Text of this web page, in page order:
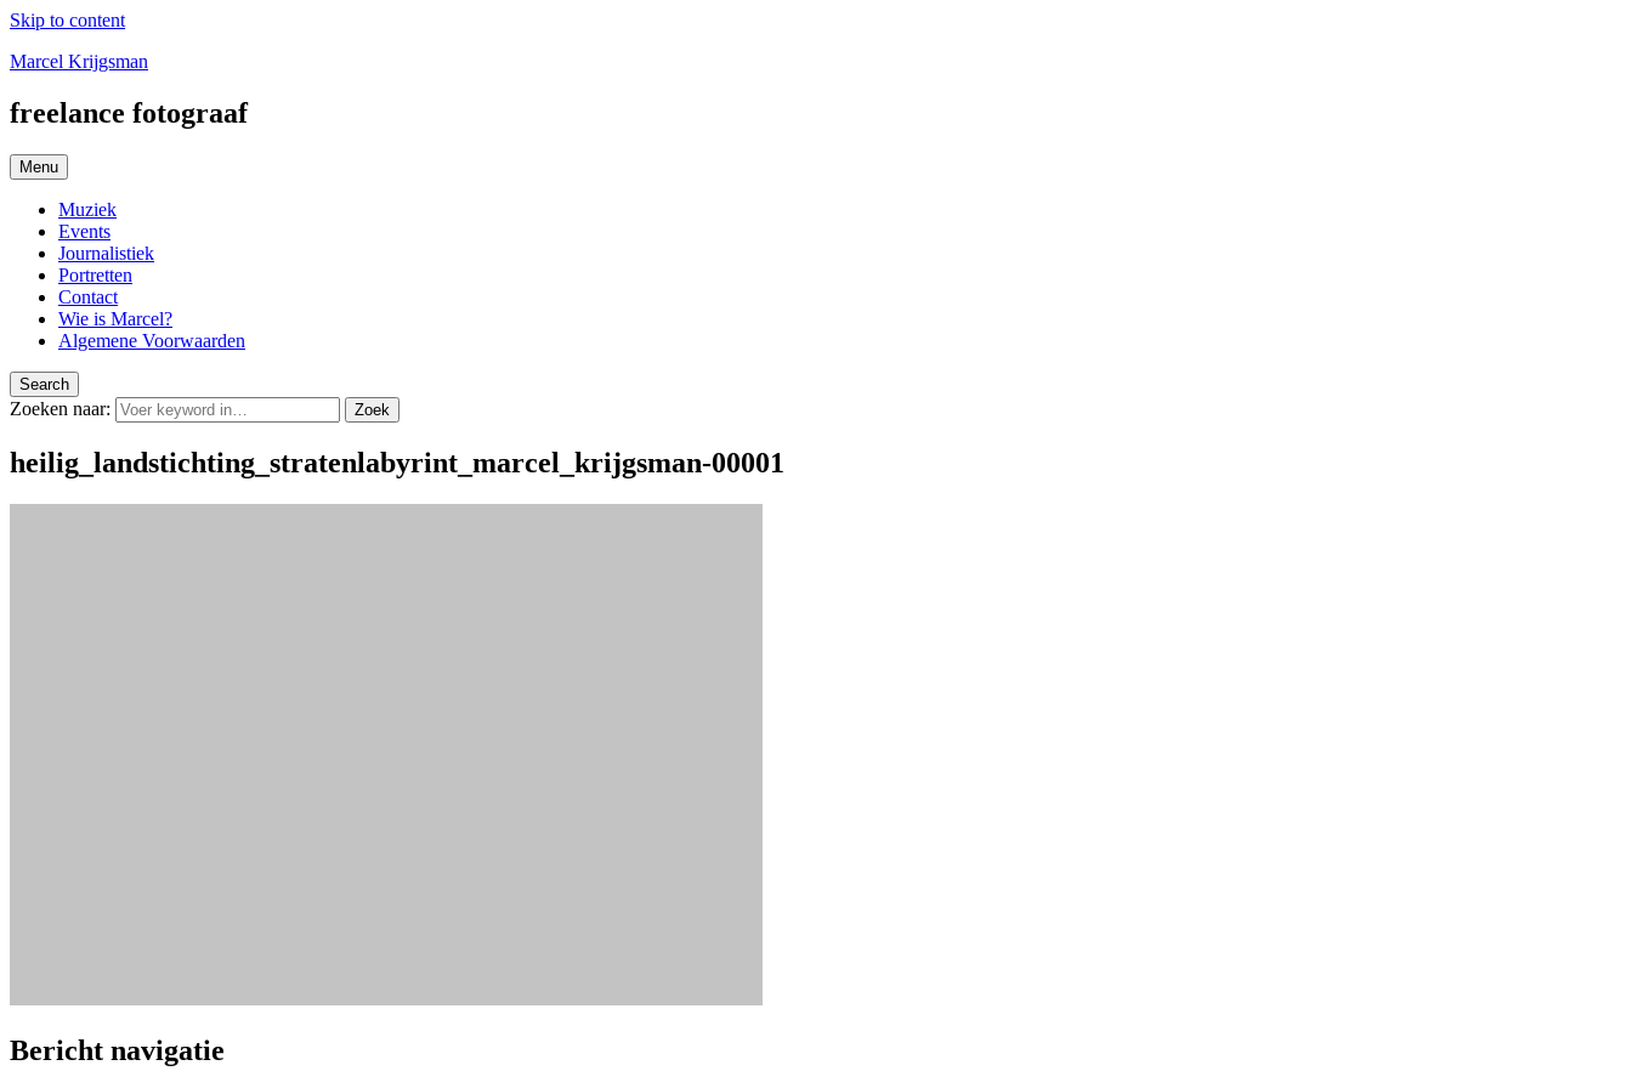
Skip to content
Marcel Krijgsman
freelance fotograaf
Menu
Muziek
Events
Journalistiek
Portretten
Contact
Wie is Marcel?
Algemene Voorwaarden
Search
Zoeken naar: Zoek
heilig_landstichting_stratenlabyrint_marcel_krijgsman-00001
Bericht navigatie